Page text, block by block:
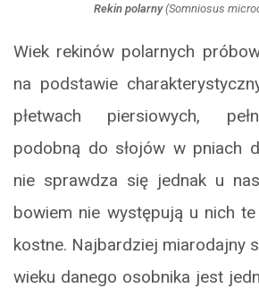
Rekin polarny(Somniosus
Wiek rekinów polarnych
na podstawie
płetwach piersiowych,
podobną do słojów w pniach
nie sprawdza się jednak u
bowiem nie występują u nich
kostne. Najbardziej miarodajny
wieku danego osobnika jest